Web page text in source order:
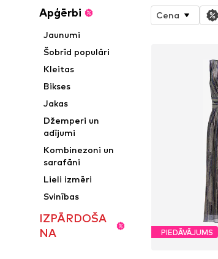
Apģērbi
Jaunumi
Šobrīd populāri
Kleitas
Bikses
Jakas
Džemperi un
adījumi
Kombinezoni un
sarafāni
Lieli izmēri
Svinības
IZPĀRDOŠA
NA
Cena
PIEDĀVĀJUMS